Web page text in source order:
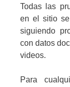
Todas las
en el sitio
siguiendo
con datos
videos.
Para